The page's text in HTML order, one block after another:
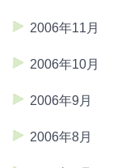
2006年11月
2006年10月
2006年9月
2006年8月